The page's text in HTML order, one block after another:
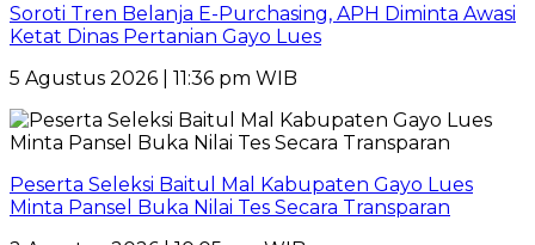
Soroti Tren Belanja E-Purchasing, APH Diminta Awasi
Ketat Dinas Pertanian Gayo Lues
5 Agustus 2026 | 11:36 pm WIB
Peserta Seleksi Baitul Mal Kabupaten Gayo Lues
Minta Pansel Buka Nilai Tes Secara Transparan